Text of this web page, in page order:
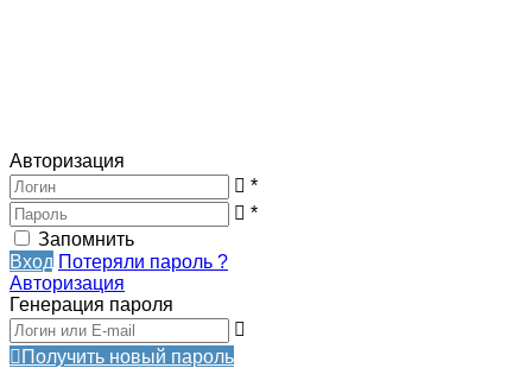
Авторизация
*
*
Запомнить
Вход Потеряли пароль ?
Авторизация
Генерация пароля
Получить новый пароль